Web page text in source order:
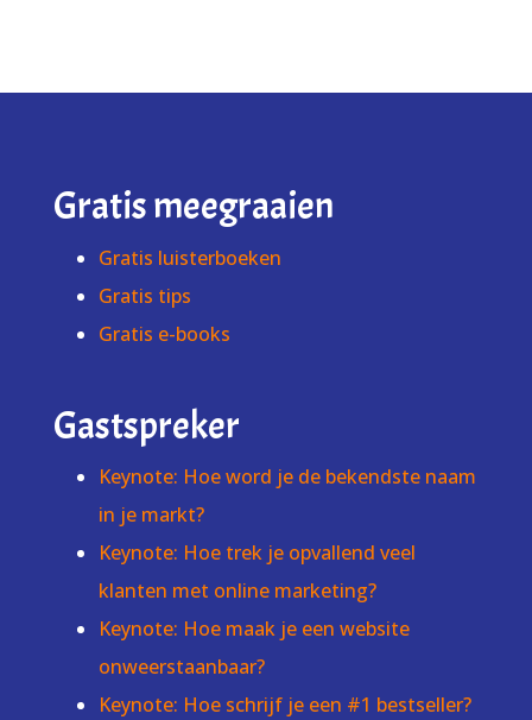
Gratis meegraaien
Gratis luisterboeken
Gratis tips
Gratis e-books
Gastspreker
Keynote: Hoe word je de bekendste naam
in je markt?
Keynote: Hoe trek je opvallend veel
klanten met online marketing?
Keynote: Hoe maak je een website
onweerstaanbaar?
Keynote: Hoe schrijf je een #1 bestseller?